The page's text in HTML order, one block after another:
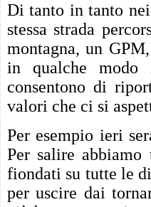
Di tanto in tanto
stessa strada
montagna, un
in qualche modo
consentono di
valori che ci si
Per esempio ieri
Per salire
fiondati su tutte le
per uscire dai